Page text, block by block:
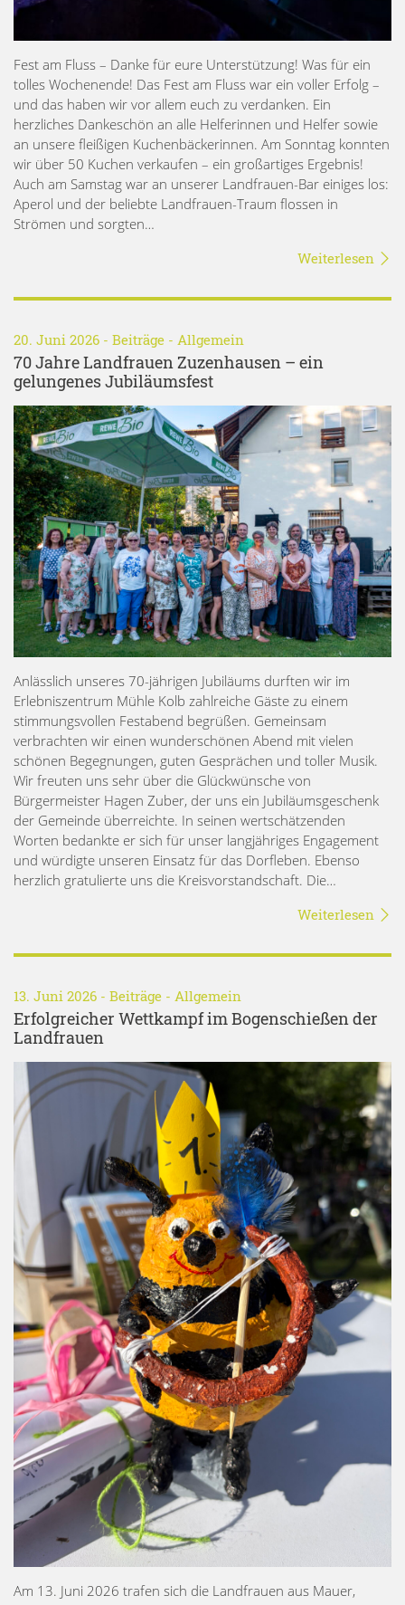
Fest am Fluss – Danke für eure Unterstützung! Was für ein
tolles Wochenende! Das Fest am Fluss war ein voller Erfolg –
und das haben wir vor allem euch zu verdanken. Ein
herzliches Dankeschön an alle Helferinnen und Helfer sowie
an unsere fleißigen Kuchenbäckerinnen. Am Sonntag konnten
wir über 50 Kuchen verkaufen – ein großartiges Ergebnis!
Auch am Samstag war an unserer Landfrauen-Bar einiges los:
Aperol und der beliebte Landfrauen-Traum flossen in
Strömen und sorgten…
Weiterlesen
20. Juni 2026 - Beiträge - Allgemein
70 Jahre Landfrauen Zuzenhausen – ein
gelungenes Jubiläumsfest
Anlässlich unseres 70-jährigen Jubiläums durften wir im
Erlebniszentrum Mühle Kolb zahlreiche Gäste zu einem
stimmungsvollen Festabend begrüßen. Gemeinsam
verbrachten wir einen wunderschönen Abend mit vielen
schönen Begegnungen, guten Gesprächen und toller Musik.
Wir freuten uns sehr über die Glückwünsche von
Bürgermeister Hagen Zuber, der uns ein Jubiläumsgeschenk
der Gemeinde überreichte. In seinen wertschätzenden
Worten bedankte er sich für unser langjähriges Engagement
und würdigte unseren Einsatz für das Dorfleben. Ebenso
herzlich gratulierte uns die Kreisvorstandschaft. Die…
Weiterlesen
13. Juni 2026 - Beiträge - Allgemein
Erfolgreicher Wettkampf im Bogenschießen der
Landfrauen
Am 13. Juni 2026 trafen sich die Landfrauen aus Mauer,